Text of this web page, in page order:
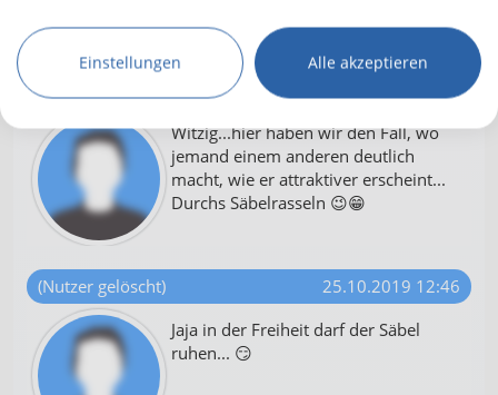
Kaffeepause... ja... die dritte schon heute...
(Nutzer gelöscht)
25.10.2019 11:28
Witzig...hier haben wir den Fall, wo
jemand einem anderen deutlich
macht, wie er attraktiver erscheint...
Durchs Säbelrasseln 😉😁
(Nutzer gelöscht)
25.10.2019 12:46
Jaja in der Freiheit darf der Säbel
ruhen... 😏
Einstellungen Alle akzeptieren